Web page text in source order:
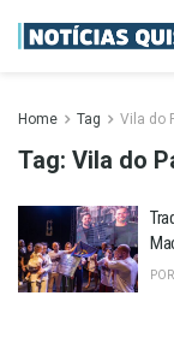
Home Tag Vila do
Tag: Vila do
POR